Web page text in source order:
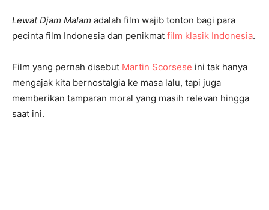
Lewat Djam Malam adalah film wajib tonton bagi para
pecinta film Indonesia dan penikmat film klasik Indonesia.
Film yang pernah disebut Martin Scorsese ini tak hanya
mengajak kita bernostalgia ke masa lalu, tapi juga
memberikan tamparan moral yang masih relevan hingga
saat ini.